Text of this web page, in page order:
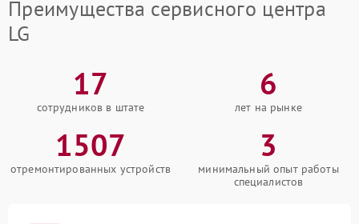
Преимущества сервисного центра
LG
17
сотрудников в штате
6
лет на рынке
1507
отремонтированных устройств
3
минимальный опыт работы
специалистов